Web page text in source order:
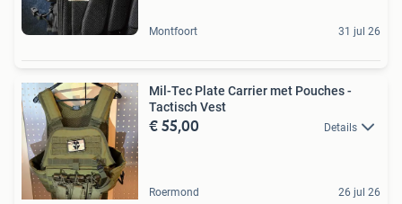
Montfoort 31 jul 26
Mil-Tec Plate Carrier met Pouches -
Tactisch Vest
€ 55,00 Details
Roermond 26 jul 26